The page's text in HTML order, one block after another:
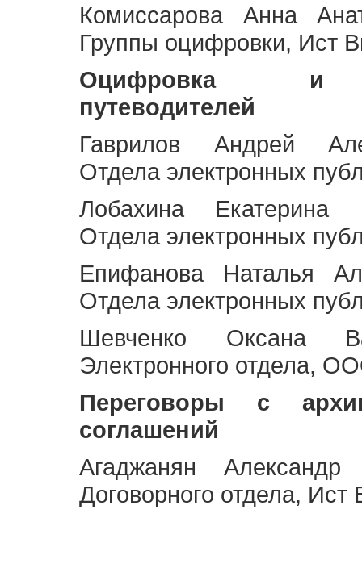
Комиссарова Анна
Группы оцифровки, Ист
Оцифровка и
путеводителей
Гаврилов Андрей
Отдела электронных
Лобахина Екатерина
Отдела электронных
Епифанова Наталья
Отдела электронных
Шевченко Оксана
Электронного отдела,
Переговоры с
соглашений
Агаджанян Александр
Договорного отдела,